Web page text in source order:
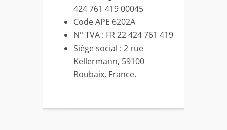
424 761 419 00045
Code APE 6202A
N° TVA : FR 22 424 761 419
Siège social : 2 rue
Kellermann, 59100
Roubaix, France.